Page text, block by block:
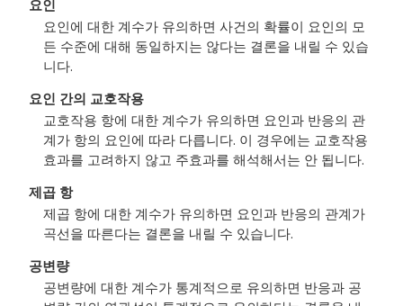
요인
요인에 대한 계수가 유의하면 사건의 확률이 요인의 모
든 수준에 대해 동일하지는 않다는 결론을 내릴 수 있습
니다.
요인 간의 교호작용
교호작용 항에 대한 계수가 유의하면 요인과 반응의 관
계가 항의 요인에 따라 다릅니다. 이 경우에는 교호작용
효과를 고려하지 않고 주효과를 해석해서는 안 됩니다.
제곱 항
제곱 항에 대한 계수가 유의하면 요인과 반응의 관계가
곡선을 따른다는 결론을 내릴 수 있습니다.
공변량
공변량에 대한 계수가 통계적으로 유의하면 반응과 공